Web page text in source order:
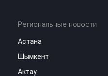
Региональные новости
Астана
Шымкент
Актау